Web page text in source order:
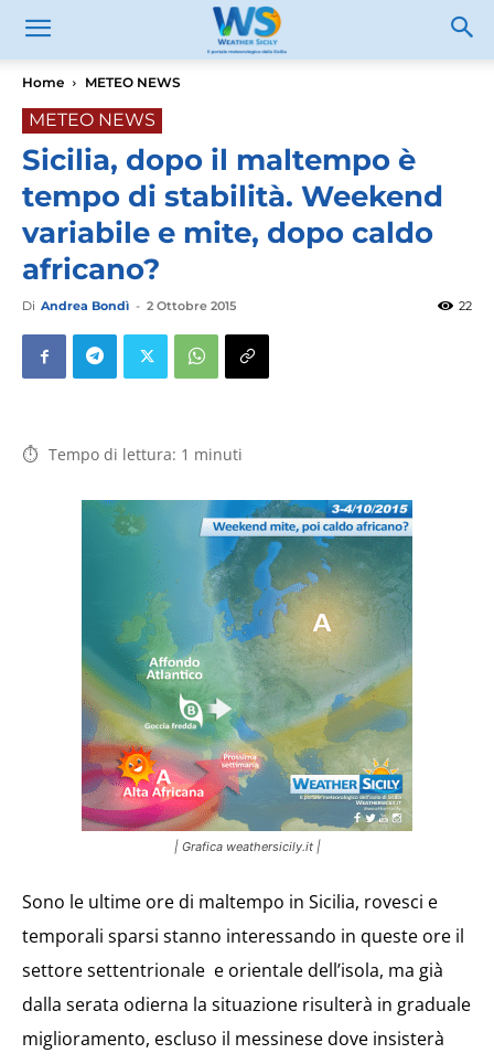
Home METEO NEWS
METEO NEWS
Sicilia, dopo il maltempo è
tempo di stabilità. Weekend
variabile e mite, dopo caldo
africano?
Di Andrea Bondì - 2 Ottobre 2015 22
Tempo di lettura: 1 minuti
| Grafica weathersicily.it |
Sono le ultime ore di maltempo in Sicilia, rovesci e
temporali sparsi stanno interessando in queste ore il
settore settentrionale e orientale dell’isola, ma già
dalla serata odierna la situazione risulterà in graduale
miglioramento, escluso il messinese dove insisterà